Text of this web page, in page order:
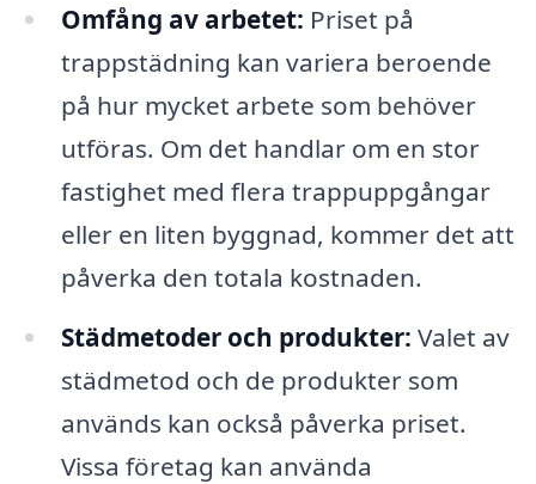
Omfång av arbetet: Priset på
trappstädning kan variera beroende
på hur mycket arbete som behöver
utföras. Om det handlar om en stor
fastighet med flera trappuppgångar
eller en liten byggnad, kommer det att
påverka den totala kostnaden.
Städmetoder och produkter: Valet av
städmetod och de produkter som
används kan också påverka priset.
Vissa företag kan använda